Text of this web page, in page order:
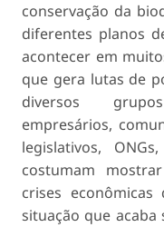
conservação da
diferentes planos
acontecer em
que gera lutas de
diversos
empresários,
legislativos,
costumam
crises
situação que acaba